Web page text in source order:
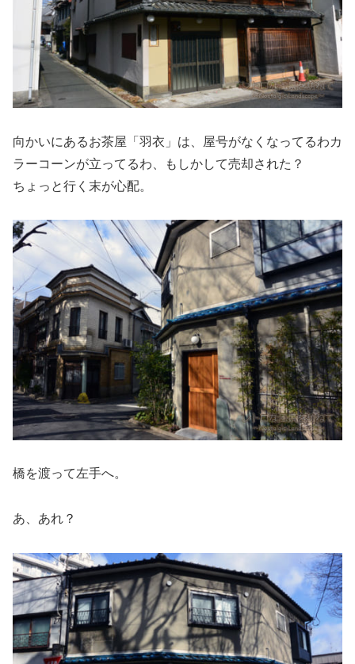
向かいにあるお茶屋「羽衣」は、屋号がなくなってるわカ
ラーコーンが立ってるわ、もしかして売却された？
ちょっと行く末が心配。
橋を渡って左手へ。
あ、あれ？